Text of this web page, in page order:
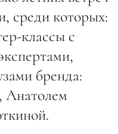
среди которых:
классы с
бренда:
Анатолем